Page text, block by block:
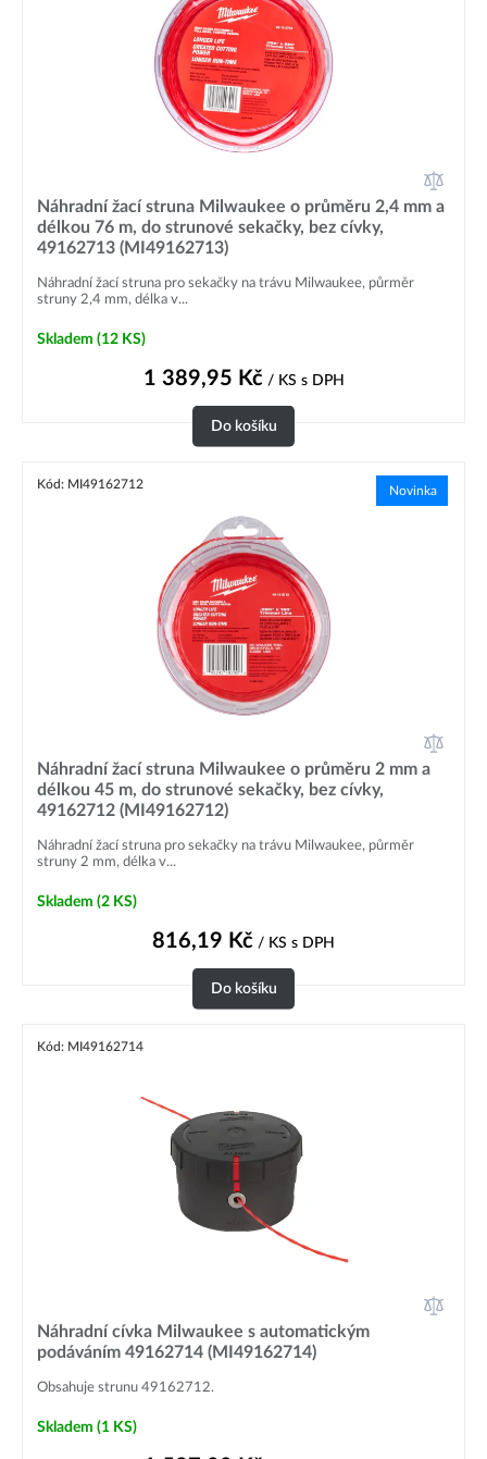
Náhradní žací struna Milwaukee o průměru 2,4 mm a
délkou 76 m, do strunové sekačky, bez cívky,
49162713 (MI49162713)
Náhradní žací struna pro sekačky na trávu Milwaukee, půrměr
struny 2,4 mm, délka v...
Skladem (12 KS)
1 389,95 Kč/ KS s DPH
Do košíku
Kód: MI49162712 Novinka
Náhradní žací struna Milwaukee o průměru 2 mm a
délkou 45 m, do strunové sekačky, bez cívky,
49162712 (MI49162712)
Náhradní žací struna pro sekačky na trávu Milwaukee, půrměr
struny 2 mm, délka v...
Skladem (2 KS)
816,19 Kč / KS s DPH
Do košíku
Kód: MI49162714
Náhradní cívka Milwaukee s automatickým
podáváním 49162714 (MI49162714)
Obsahuje strunu 49162712.
Skladem (1 KS)